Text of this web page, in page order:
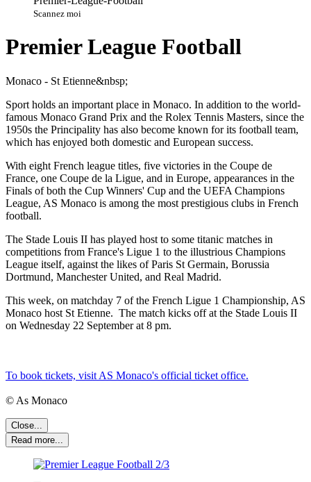
Scannez moi
Premier League Football
Monaco - St Etienne&nbsp;
Sport holds an important place in Monaco. In addition to the world-
famous Monaco Grand Prix and the Rolex Tennis Masters, since the
1950s the Principality has also become known for its football team,
which has enjoyed both domestic and European success.
With eight French league titles, five victories in the Coupe de
France, one Coupe de la Ligue, and in Europe, appearances in the
Finals of both the Cup Winners' Cup and the UEFA Champions
League, AS Monaco is among the most prestigious clubs in French
football.
The Stade Louis II has played host to some titanic matches in
competitions from France's Ligue 1 to the illustrious Champions
League itself, against the likes of Paris St Germain, Borussia
Dortmund, Manchester United, and Real Madrid.
This week, on matchday 7 of the French Ligue 1 Championship, AS
Monaco host St Etienne. The match kicks off at the Stade Louis II
on Wednesday 22 September at 8 pm.
To book tickets, visit AS Monaco's official ticket office.
© As Monaco
Close...
Read more...